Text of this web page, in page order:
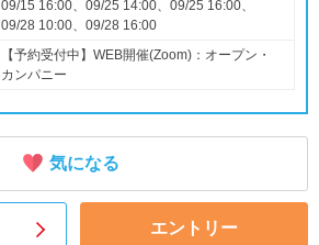
09/15 16:00、09/25 14:00、09/25 16:00、
09/28 10:00、09/28 16:00
【予約受付中】WEB開催(Zoom)：オープン・
カンパニー
気になる
エントリー